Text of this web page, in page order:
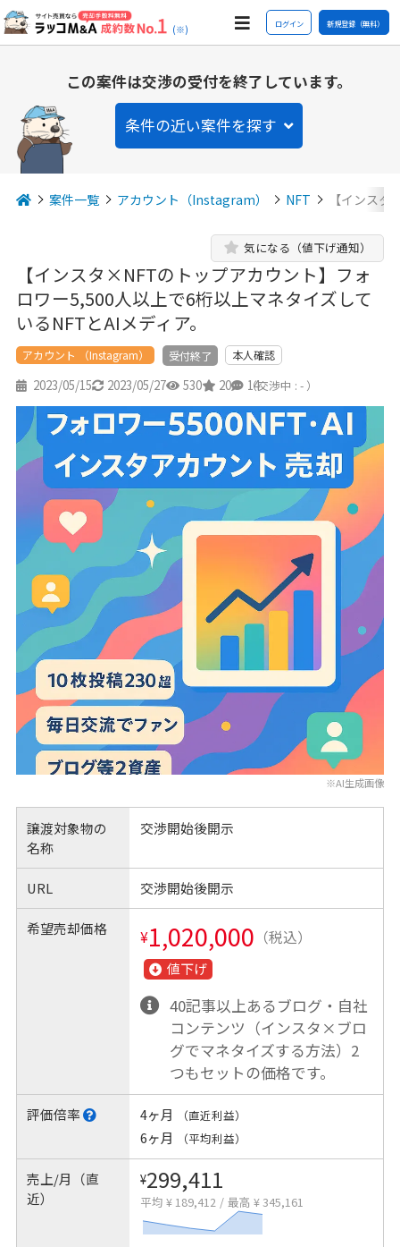
(※) ログイン 新規登録（無料）
この案件は交渉の受付を終了しています。
条件の近い案件を探す
案件一覧 アカウント（Instagram） NFT 【インス
【インスタ×NFTのトップアカウント】フォ
ロワー5,500人以上で6桁以上マネタイズして
いるNFTとAIメディア。
気になる（値下げ通知）
アカウント （Instagram） 受付終了 本人確認
2023/05/15 2023/05/27 530 20 14
（交渉中 : - ）
※AI生成画像
譲渡対象物の
名称
交渉開始後開示
URL 交渉開始後開示
希望売却価格 ¥1,020,000 （税込）
値下げ
40記事以上あるブログ・自社
コンテンツ（インスタ×ブロ
グでマネタイズする方法）2
つもセットの価格です。
評価倍率 4ヶ月 （直近利益）
6ヶ月 （平均利益）
売上/月（直
近）
¥299,411
平均 ¥ 189,412 / 最高 ¥ 345,161